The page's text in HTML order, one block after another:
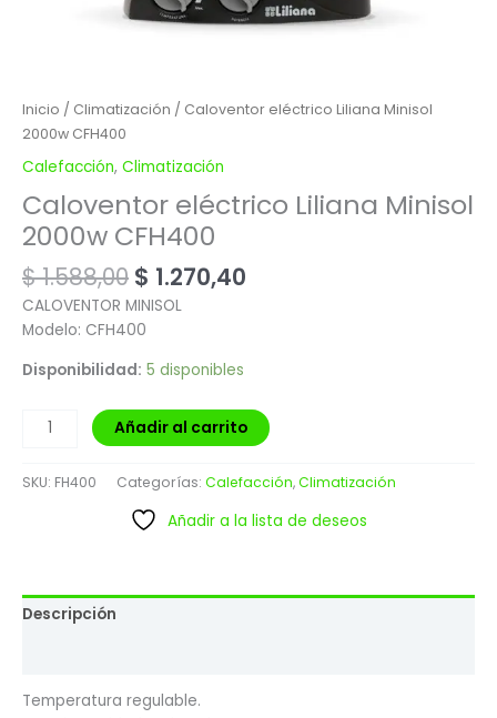
Inicio / Climatización / Caloventor eléctrico Liliana Minisol
2000w CFH400
Calefacción, Climatización
Caloventor eléctrico Liliana Minisol
2000w CFH400
$1.588,00 $ 1.270,40
CALOVENTOR MINISOL
Modelo: CFH400
Disponibilidad: 5 disponibles
Añadir al carrito
SKU: FH400 Categorías: Calefacción,Climatización
Añadir a la lista de deseos
Descripción
Temperatura regulable.